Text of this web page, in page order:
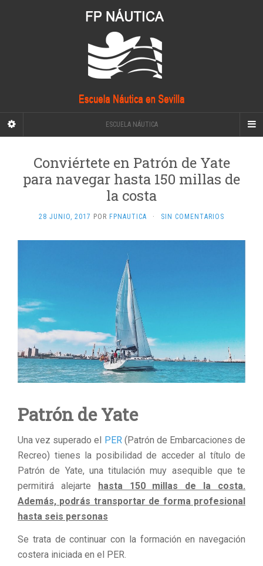
ESCUELA NÁUTICA
Conviértete en Patrón de Yate
para navegar hasta 150 millas de
la costa
28 JUNIO, 2017 POR FPNAUTICA · SIN COMENTARIOS
Patrón de Yate
Una vez superado el PER (Patrón de Embarcaciones de
Recreo) tienes la posibilidad de acceder al título de
Patrón de Yate, una titulación muy asequible que te
permitirá alejarte hasta 150 millas de la costa.
Además, podrás transportar de forma profesional
hasta seis personas
Se trata de continuar con la formación en navegación
costera iniciada en el PER.